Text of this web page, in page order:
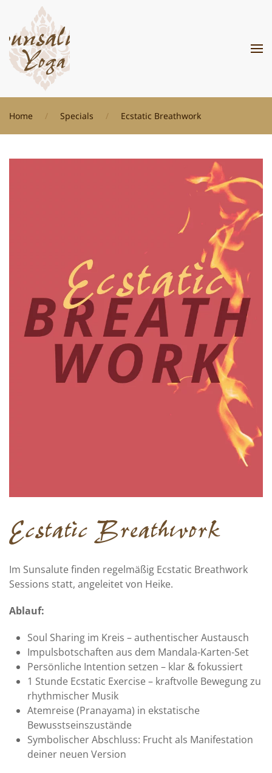
Zum Hauptinhalt springen
Home Specials Ecstatic Breathwork
Ecstatic Breathwork
Im Sunsalute finden regelmäßig Ecstatic Breathwork
Sessions statt, angeleitet von Heike.
Ablauf:
Soul Sharing im Kreis – authentischer Austausch
Impulsbotschaften aus dem Mandala-Karten-Set
Persönliche Intention setzen – klar & fokussiert
1 Stunde Ecstatic Exercise – kraftvolle Bewegung zu
rhythmischer Musik
Atemreise (Pranayama) in ekstatische
Bewusstseinszustände
Symbolischer Abschluss: Frucht als Manifestation
deiner neuen Version